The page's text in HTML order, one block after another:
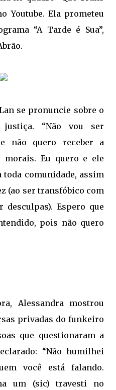
Youtube. Ela prometeu
“A Tarde é Sua”,
se pronuncie sobre o
“Não vou ser
não quero receber a
morais. Eu quero e ele
toda comunidade, assim
(ao ser transfóbico com
Espero que
pois não quero
Alessandra mostrou
privadas do funkeiro
que questionaram a
“Não humilhei
você está falando.
um (sic) travesti no